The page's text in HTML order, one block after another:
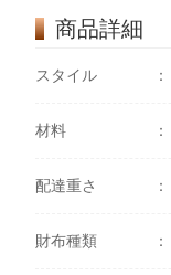
商品詳細
スタイル ：
材料 ：
配達重さ ：
財布種類 ：